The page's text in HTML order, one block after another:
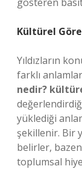
Kültürel
Yıldızların
farklı
nedir?
yüklediği
şekillenir. Bir
belirler,
toplumsal